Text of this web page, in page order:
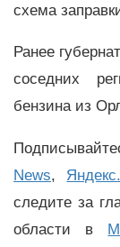
схема
Ранее
соседних
бензина из
News,
следите за
области в